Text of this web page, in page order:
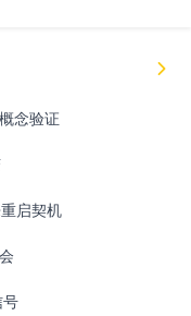
念验证
启契机